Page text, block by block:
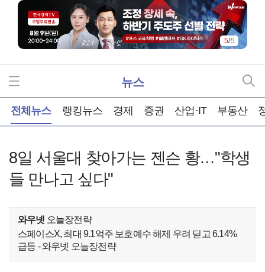
5/5
뉴스
전체뉴스 랭킹뉴스 경제 증권 산업·IT 부동산
8일 서울대 찾아가는 젠슨 황…"학생
들 만나고 싶다"
와우넷 오늘장전략
스페이스X, 최대 9.1억주 보호예수 해제 우려 딛고 6.14%
급등 - 와우넷 오늘장전략